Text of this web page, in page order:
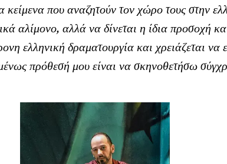
κείμενα που αναζητούν τον χώρο τους στην
αλίμονο, αλλά να δίνεται η ίδια προσοχή
ελληνική δραματουργία και χρειάζεται να
πρόθεσή μου είναι να σκηνοθετήσω